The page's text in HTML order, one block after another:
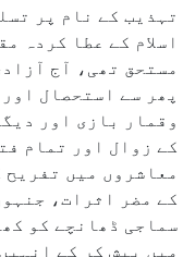
تہذیب کے نام پر
اسلام کے عطا کردہ
مستحق تھی، آج
پھر سے استحصال
وقمار بازی اور
کے زوال اور تمام
معاشروں میں تفریح
کے مضر اثرات،
سماجی ڈھانچے کو
میں پیش کر کے